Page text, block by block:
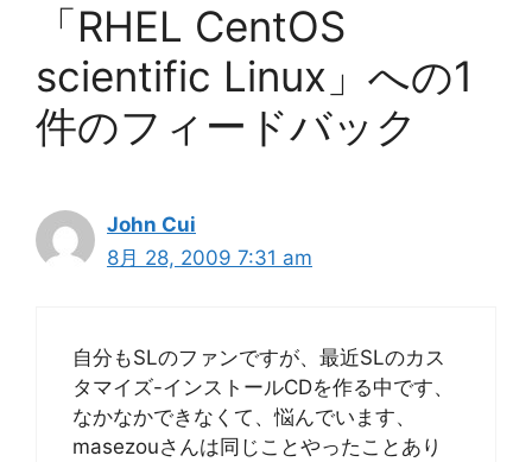
「RHEL CentOS
scientific Linux」への1
件のフィードバック
John Cui
8月 28, 2009 7:31 am
自分もSLのファンですが、最近SLのカス
タマイズ-インストールCDを作る中です、
なかなかできなくて、悩んでいます、
masezouさんは同じことやったことあり